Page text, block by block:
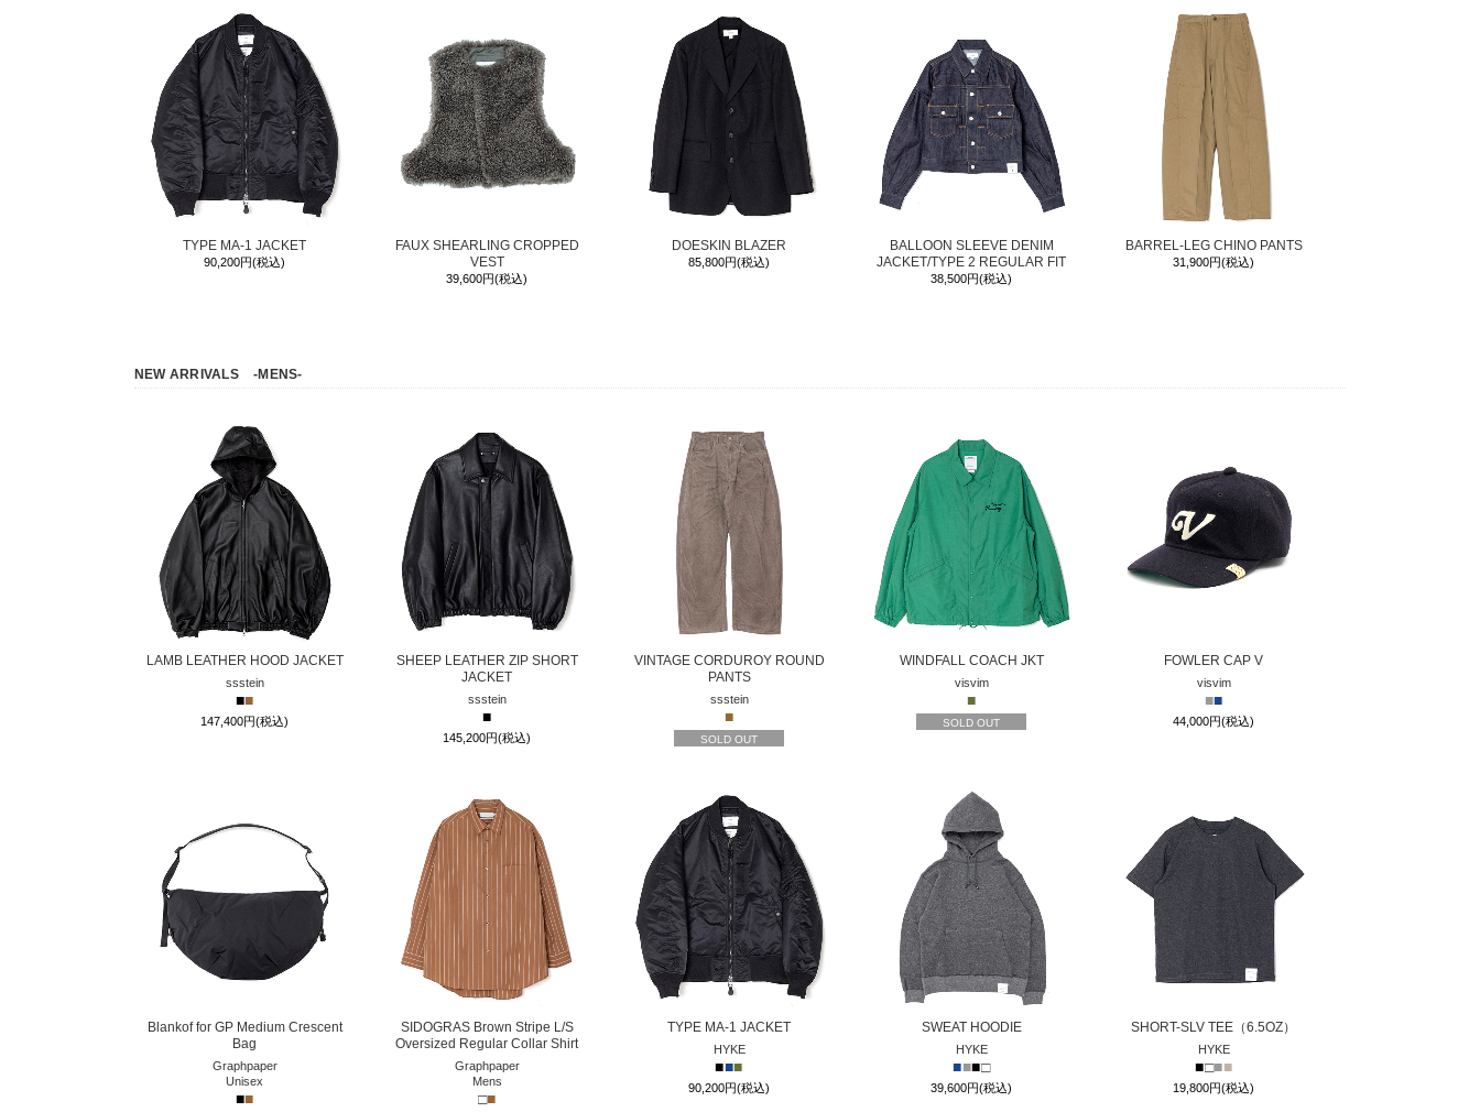
TYPE MA-1 JACKET
90,200円(税込)
FAUX SHEARLING CROPPED
VEST
39,600円(税込)
DOESKIN BLAZER
85,800円(税込)
BALLOON SLEEVE DENIM
JACKET/TYPE 2 REGULAR FIT
38,500円(税込)
BARREL-LEG CHINO PANTS
31,900円(税込)
NEW ARRIVALS -MENS-
LAMB LEATHER HOOD JACKET
ssstein
■■
147,400円(税込)
SHEEP LEATHER ZIP SHORT
JACKET
ssstein
■
145,200円(税込)
VINTAGE CORDUROY ROUND
PANTS
ssstein
■
SOLD OUT
WINDFALL COACH JKT
visvim
■
SOLD OUT
FOWLER CAP V
visvim
■■
44,000円(税込)
Blankof for GP Medium Crescent
Bag
Graphpaper
Unisex
■■
SIDOGRAS Brown Stripe L/S
Oversized Regular Collar Shirt
Graphpaper
Mens
□■
TYPE MA-1 JACKET
HYKE
■■■
90,200円(税込)
SWEAT HOODIE
HYKE
■■■□
39,600円(税込)
SHORT-SLV TEE（6.5OZ）
HYKE
■□■■
19,800円(税込)